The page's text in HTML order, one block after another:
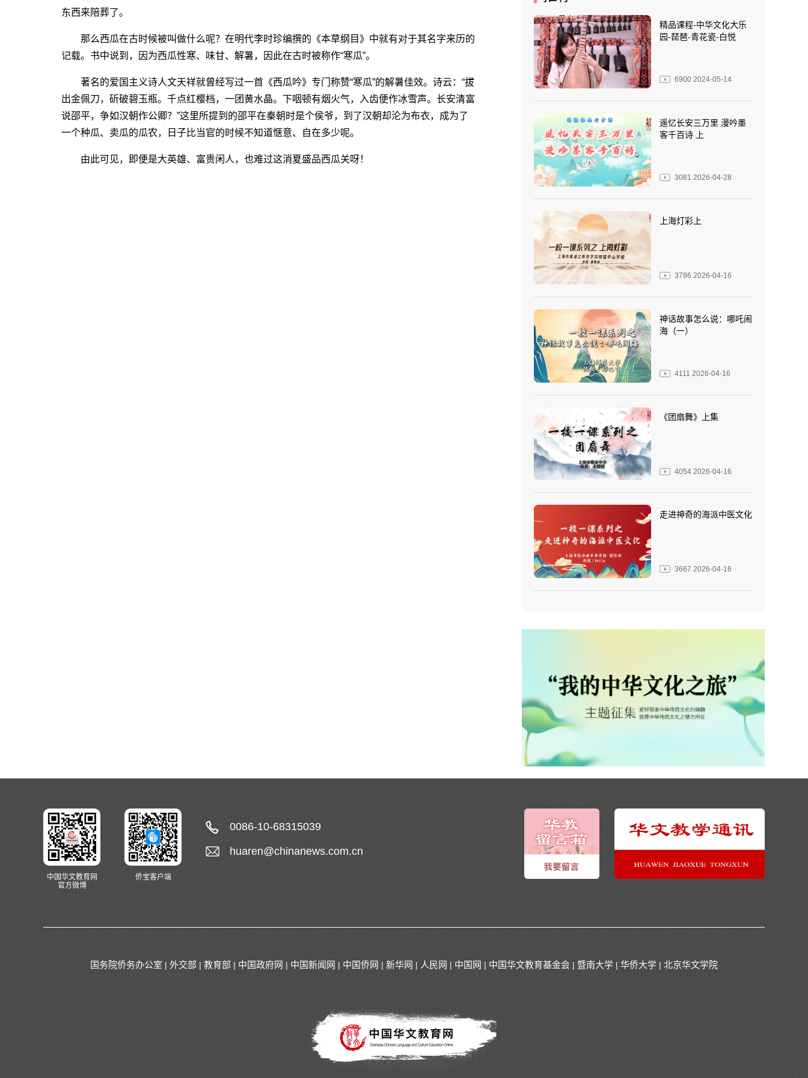
东西来陪葬了。
那么西瓜在古时候被叫做什么呢？在明代李时珍编撰的《本草纲目》中就有对于其名字来历的
记载。书中说到，因为西瓜性寒、味甘、解暑，因此在古时被称作“寒瓜”。
著名的爱国主义诗人文天祥就曾经写过一首《西瓜吟》专门称赞“寒瓜”的解暑佳效。诗云：“拔
出金佩刀，斫破碧玉瓶。千点红樱档，一团黄水晶。下咽顿有烟火气，入齿便作冰雪声。长安清富
说邵平，争如汉朝作公卿？”这里所提到的邵平在秦朝时是个侯爷，到了汉朝却沦为布衣，成为了
一个种瓜、卖瓜的瓜农，日子比当官的时候不知道惬意、自在多少呢。
由此可见，即便是大英雄、富贵闲人，也难过这消夏盛品西瓜关呀！
精品课程-中华文化大乐
园-琵琶-青花瓷-白悦
6900 2024-05-14
遥忆长安三万里 漫吟墨
客千百诗 上
3081 2026-04-28
上海灯彩上
3786 2026-04-16
神话故事怎么说：哪吒闹
海（一）
4111 2026-04-16
《团扇舞》上集
4054 2026-04-16
走进神奇的海派中医文化
3667 2026-04-16
中国华文教育网
官方微博
侨宝客户端
0086-10-68315039
huaren@chinanews.com.cn
国务院侨务办公室 | 外交部 | 教育部 | 中国政府网 | 中国新闻网 | 中国侨网 | 新华网 | 人民网 | 中国网 | 中国华文教育基金会 | 暨南大学 | 华侨大学 | 北京华文学院